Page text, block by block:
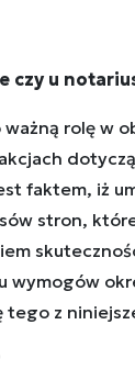
czy u
rolę w
faktem, iż
stron,
wymogów
tego z